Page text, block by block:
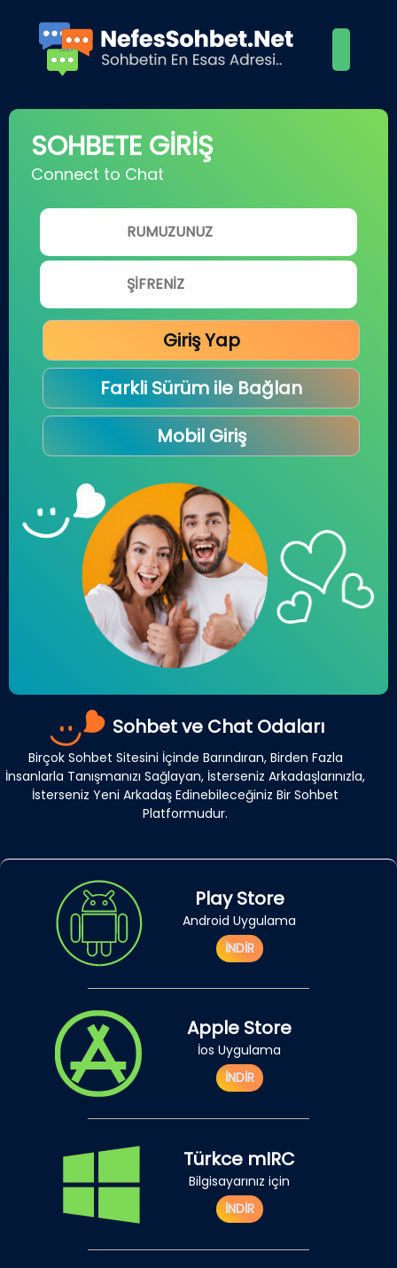
SOHBETE GİRİŞ
Connect to Chat
Giriş Yap
Farkli Sürüm ile Bağlan
Mobil Giriş
Sohbet ve Chat Odaları
Birçok Sohbet Sitesini İçinde Barındıran, Birden Fazla
İnsanlarla Tanışmanızı Sağlayan, İsterseniz Arkadaşlarınızla,
İsterseniz Yeni Arkadaş Edinebileceğiniz Bir Sohbet
Platformudur.
Play Store
Android Uygulama
İNDİR
Apple Store
İos Uygulama
İNDİR
Türkce mIRC
Bilgisayarınız için
İNDİR